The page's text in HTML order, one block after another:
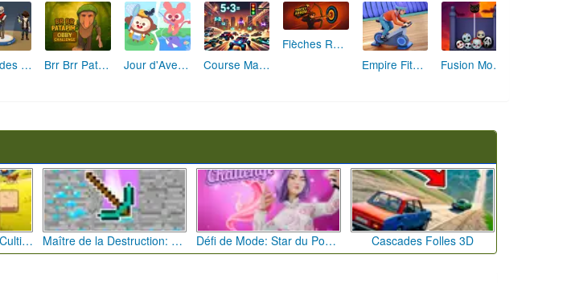
Héros des Terres Hostiles Brr Brr Patapim: Le Défi Parkour Délirant Jour d'Aventure: Puzzles en Plein Air Course Mathématique: La Vitesse par les Chiffres
Flèches Rusées 2 : Visez Juste et Défiez la Rotation!
Empire Fitness - Simulateur de Salle de Sport
Fusion Monstrueuse d'Halloween
La Ferme des Mots - Cultivez votre Vocabulaire Maître de la Destruction: Fusion de Pioches Défi de Mode: Star du Podium Cascades Folles 3D